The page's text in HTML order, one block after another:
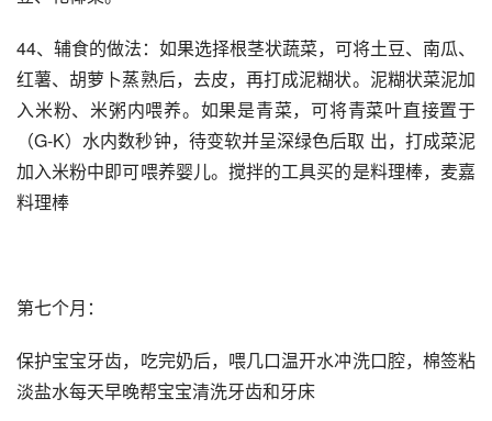
44、辅食的做法：如果选择根茎状蔬菜，可将土豆、南瓜、
红薯、胡萝卜蒸熟后，去皮，再打成泥糊状。泥糊状菜泥加
入米粉、米粥内喂养。如果是青菜，可将青菜叶直接置于
（G-K）水内数秒钟，待变软并呈深绿色后取 出，打成菜泥
加入米粉中即可喂养婴儿。搅拌的工具买的是料理棒，麦嘉
料理棒
第七个月：
保护宝宝牙齿，吃完奶后，喂几口温开水冲洗口腔，棉签粘
淡盐水每天早晚帮宝宝清洗牙齿和牙床